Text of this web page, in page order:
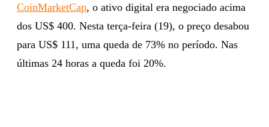
CoinMarketCap, o ativo digital era negociado acima
dos US$ 400. Nesta terça-feira (19), o preço desabou
para US$ 111, uma queda de 73% no período. Nas
últimas 24 horas a queda foi 20%.